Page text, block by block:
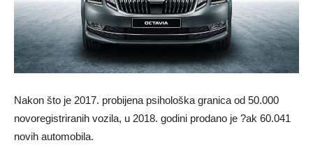
Nakon što je 2017. probijena psihološka granica od 50.000
novoregistriranih vozila, u 2018. godini prodano je ?ak 60.041
novih automobila.